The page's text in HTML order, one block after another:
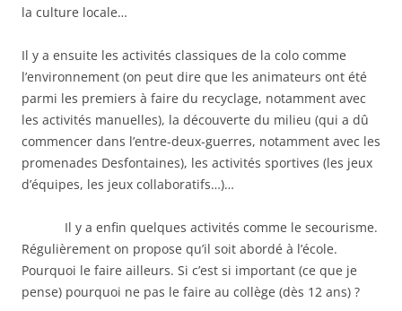
la culture locale…
Il y a ensuite les activités classiques de la colo comme
l’environnement (on peut dire que les animateurs ont été
parmi les premiers à faire du recyclage, notamment avec
les activités manuelles), la découverte du milieu (qui a dû
commencer dans l’entre-deux-guerres, notamment avec les
promenades Desfontaines), les activités sportives (les jeux
d’équipes, les jeux collaboratifs…)…
Il y a enfin quelques activités comme le secourisme.
Régulièrement on propose qu’il soit abordé à l’école.
Pourquoi le faire ailleurs. Si c’est si important (ce que je
pense) pourquoi ne pas le faire au collège (dès 12 ans) ?